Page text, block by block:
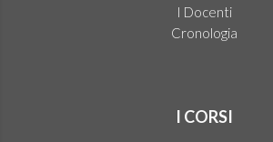
I Docenti
Cronologia
I CORSI